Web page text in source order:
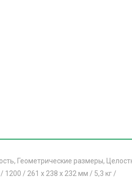
Геометрические размеры,
1200 / 261 x 238 x 232 мм / 5,3 кг /